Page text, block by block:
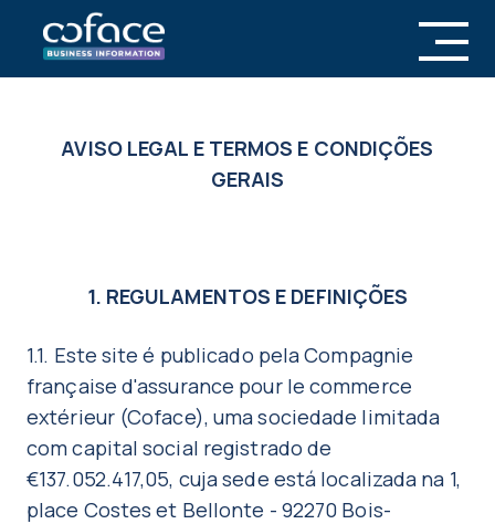
AVISO LEGAL E TERMOS E CONDIÇÕES
GERAIS
1. REGULAMENTOS E DEFINIÇÕES
1.1. Este site é publicado pela Compagnie
française d'assurance pour le commerce
extérieur (Coface), uma sociedade limitada
com capital social registrado de
€137.052.417,05, cuja sede está localizada na 1,
place Costes et Bellonte - 92270 Bois-